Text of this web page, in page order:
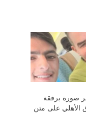
صورة برفقة
الأهلي على متن